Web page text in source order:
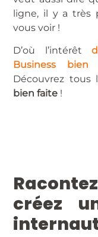
ligne, il y a très
vous voir !
D’où l’intérêt
Business bien
Découvrez tous
bien faite !
créez